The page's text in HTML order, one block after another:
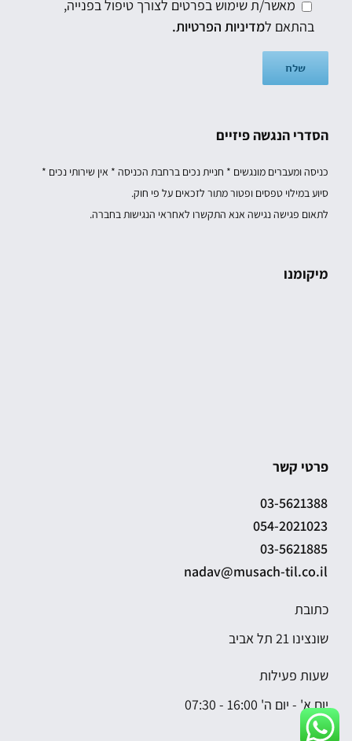
מאשר/ת שימוש בפרטים לצורך טיפול בפנייה,
בהתאם למדיניות הפרטיות.
הסדרי הנגשה פיזיים
כניסה ומעברים מונגשים * חניית נכים ברחבת הכניסה * אין שירותי נכים *
סיוע במילוי טפסים ופטור מתור לזכאים על פי חוק.
לתאום פגישה נגישה אנא התקשרו לאחראי הנגישות בחברה.
מיקומנו
פרטי קשר
03-5621388
054-2021023
03-5621885
nadav@musach-til.co.il
כתובת
שונצינו 21 תל אביב
שעות פעילות
יום א' - יום ה' 16:00 - 07:30